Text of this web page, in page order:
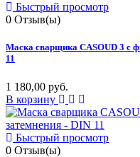
Быстрый просмотр
0 Отзыв(ы)
Маска сварщика CASOUD 3 с
11
1 180,00 руб.
В корзину
Быстрый просмотр
0 Отзыв(ы)